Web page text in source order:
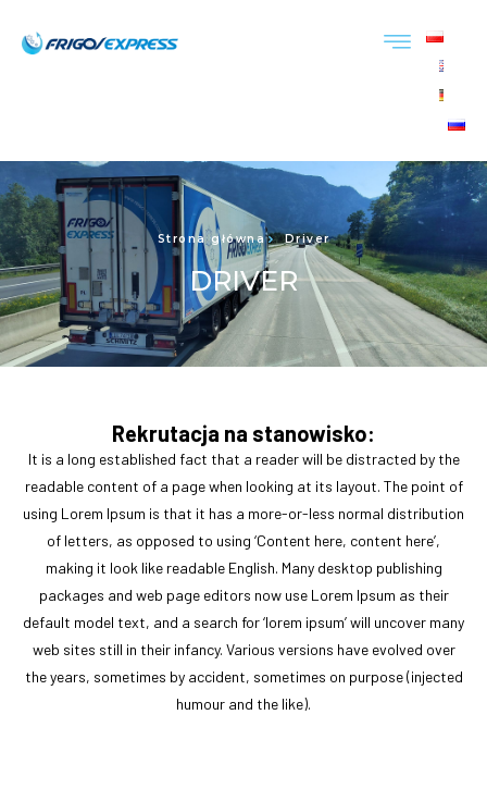
Strona główna Driver
DRIVER
Rekrutacja na stanowisko:
It is a long established fact that a reader will be distracted by the
readable content of a page when looking at its layout. The point of
using Lorem Ipsum is that it has a more-or-less normal distribution
of letters, as opposed to using ‘Content here, content here’,
making it look like readable English. Many desktop publishing
packages and web page editors now use Lorem Ipsum as their
default model text, and a search for ‘lorem ipsum’ will uncover many
web sites still in their infancy. Various versions have evolved over
the years, sometimes by accident, sometimes on purpose (injected
humour and the like).